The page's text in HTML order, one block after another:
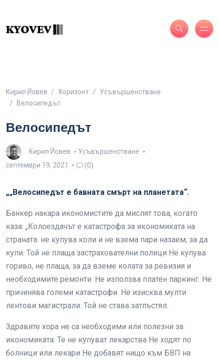
Кирил Йовев Хоризонт
Усъвършенстване
Велосипедът
Велосипедът
Кирил Йовев
Усъвършенстване
септември 19, 2021
(0)
„„Велосипедът е бавната смърт на планетата“.
Банкер накара икономистите да мислят това, когато
каза: „Колоездачът е катастрофа за икономиката на
страната: не купува коли и не взема пари назаем, за да
купи. Той не плаща застрахователни полици Не купува
гориво, не плаща, за да вземе колата за ревизия и
необходимите ремонти. Не използва платен паркинг. Не
причинява големи катастрофи. Не изисква мулти
лентови магистрали. Той не става затлъстял.
Здравите хора не са необходими или полезни за
икономиката. Те не купуват лекарства Не ходят по
болници или лекари Не добавят нищо към БВП на